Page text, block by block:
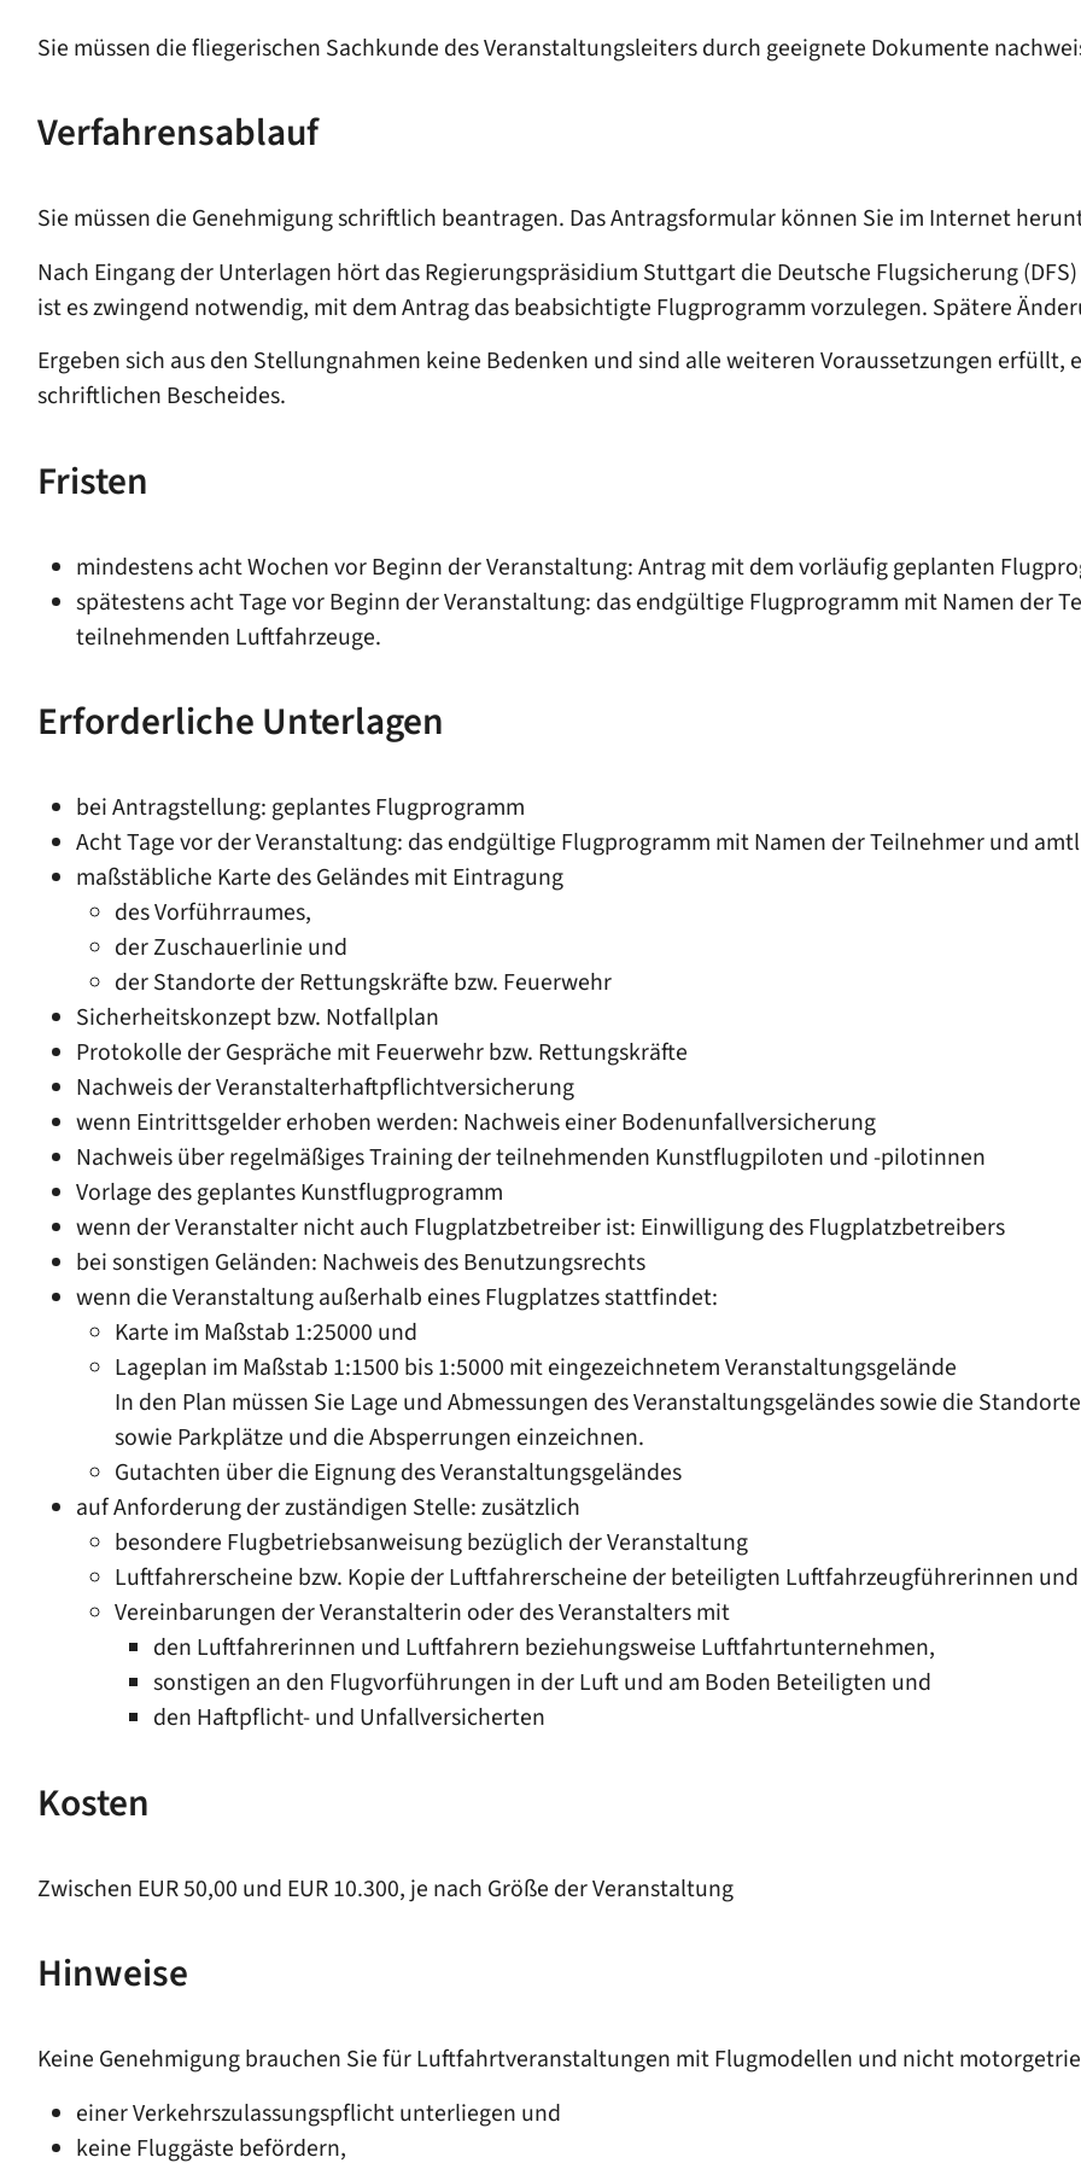
Sie müssen die fliegerischen Sachkunde des Veranstaltungsleiters durch geeignete Dokumente
Verfahrensablauf
Sie müssen die Genehmigung schriftlich beantragen. Das Antragsformular können Sie im Internet
Nach Eingang der Unterlagen hört das Regierungspräsidium Stuttgart die Deutsche Flugsicherung
ist es zwingend notwendig, mit dem Antrag das beabsichtigte Flugprogramm vorzulegen. Spätere
Ergeben sich aus den Stellungnahmen keine Bedenken und sind alle weiteren Voraussetzungen erfüllt,
schriftlichen Bescheides.
Fristen
mindestens acht Wochen vor Beginn der Veranstaltung: Antrag mit dem vorläufig geplanten
spätestens acht Tage vor Beginn der Veranstaltung: das endgültige Flugprogramm mit Namen der
teilnehmenden Luftfahrzeuge.
Erforderliche Unterlagen
bei Antragstellung: geplantes Flugprogramm
Acht Tage vor der Veranstaltung: das endgültige Flugprogramm mit Namen der Teilnehmer und
maßstäbliche Karte des Geländes mit Eintragung
des Vorführraumes,
der Zuschauerlinie und
der Standorte der Rettungskräfte bzw. Feuerwehr
Sicherheitskonzept bzw. Notfallplan
Protokolle der Gespräche mit Feuerwehr bzw. Rettungskräfte
Nachweis der Veranstalterhaftpflichtversicherung
wenn Eintrittsgelder erhoben werden: Nachweis einer Bodenunfallversicherung
Nachweis über regelmäßiges Training der teilnehmenden Kunstflugpiloten und -pilotinnen
Vorlage des geplantes Kunstflugprogramm
wenn der Veranstalter nicht auch Flugplatzbetreiber ist: Einwilligung des Flugplatzbetreibers
bei sonstigen Geländen: Nachweis des Benutzungsrechts
wenn die Veranstaltung außerhalb eines Flugplatzes stattfindet:
Karte im Maßstab 1:25000 und
Lageplan im Maßstab 1:1500 bis 1:5000 mit eingezeichnetem Veranstaltungsgelände
In den Plan müssen Sie Lage und Abmessungen des Veranstaltungsgeländes sowie die
sowie Parkplätze und die Absperrungen einzeichnen.
Gutachten über die Eignung des Veranstaltungsgeländes
auf Anforderung der zuständigen Stelle: zusätzlich
besondere Flugbetriebsanweisung bezüglich der Veranstaltung
Luftfahrerscheine bzw. Kopie der Luftfahrerscheine der beteiligten Luftfahrzeugführerinnen
Vereinbarungen der Veranstalterin oder des Veranstalters mit
den Luftfahrerinnen und Luftfahrern beziehungsweise Luftfahrtunternehmen,
sonstigen an den Flugvorführungen in der Luft und am Boden Beteiligten und
den Haftpflicht- und Unfallversicherten
Kosten
Zwischen EUR 50,00 und EUR 10.300, je nach Größe der Veranstaltung
Hinweise
Keine Genehmigung brauchen Sie für Luftfahrtveranstaltungen mit Flugmodellen und nicht
einer Verkehrszulassungspflicht unterliegen und
keine Fluggäste befördern,